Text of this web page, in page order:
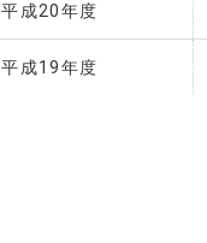
平成20年度
平成19年度